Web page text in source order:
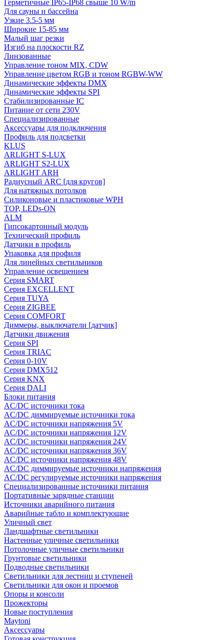
Герметичные IP65-IP68 свыше 10 W/m
Для сауны и бассейна
Узкие 3.5-5 мм
Широкие 15-85 мм
Малый шаг резки
Изгиб на плоскости RZ
Линзованные
Управление тоном MIX, CDW
Управление цветом RGB и тоном RGBW-WW
Динамические эффекты DMX
Динамические эффекты SPI
Стабилизированные IC
Питание от сети 230V
Специализированные
Аксессуары для подключения
Профиль для подсветки
KLUS
ARLIGHT S-LUX
ARLIGHT S2-LUX
ARLIGHT ARH
Радиусный ARC [для кругов]
Для натяжных потолков
Силиконовые и пластиковые WPH
TOP, LEDs-ON
ALM
Гипсокартонный модуль
Технический профиль
Датчики в профиль
Упаковка для профиля
Для линейных светильников
Управление освещением
Серия SMART
Серия EXCELLENT
Серия TUYA
Серия ZIGBEE
Серия COMFORT
Диммеры, выключатели [датчик]
Датчики движения
Серия SPI
Серия TRIAC
Серия 0-10V
Серия DMX512
Серия KNX
Серия DALI
Блоки питания
AC/DC источники тока
AC/DC диммируемые источники тока
AC/DC источники напряжения 5V
AC/DC источники напряжения 12V
AC/DC источники напряжения 24V
AC/DC источники напряжения 36V
AC/DC источники напряжения 48V
AC/DC диммируемые источники напряжения
AC/DC регулируемые источники напряжения
Специализированные источники питания
Портативные зарядные станции
Источники аварийного питания
Аварийные табло и комплектующие
Уличный свет
Ландшафтные светильники
Настенные уличные светильники
Потолочные уличные светильники
Грунтовые светильники
Подводные светильники
Светильники для лестниц и ступеней
Светильники для окон и проемов
Опоры и консоли
Прожекторы
Новые поступления
Maytoni
Аксессуары